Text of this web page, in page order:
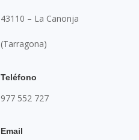
43110 – La Canonja
(Tarragona)
Teléfono
977 552 727
Email